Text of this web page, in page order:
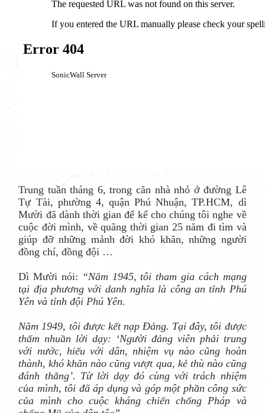
Trung tuần tháng 6, trong căn nhà nhỏ ở đường Lê
Tự Tài, phường 4, quận Phú Nhuận, TP.HCM, dì
Mười đã dành thời gian để kể cho chúng tôi nghe về
cuộc đời mình, về quãng thời gian 25 năm đi tìm và
giúp đỡ những mảnh đời khó khăn, những người
đồng chí, đồng đội …
Dì Mười nói: “Năm 1945, tôi tham gia cách mạng
tại địa phương với danh nghĩa là công an tỉnh Phú
Yên và tỉnh đội Phú Yên.
Năm 1949, tôi được kết nạp Đảng. Tại đây, tôi được
thấm nhuần lời dạy: ‘Người đảng viên phải trung
với nước, hiếu với dân, nhiệm vụ nào cũng hoàn
thành, khó khăn nào cũng vượt qua, kẻ thù nào cũng
đánh thắng’. Từ lời dạy đó cùng với trách nhiệm
của mình, tôi đã áp dụng và góp một phần công sức
của mình cho cuộc kháng chiến chống Pháp và